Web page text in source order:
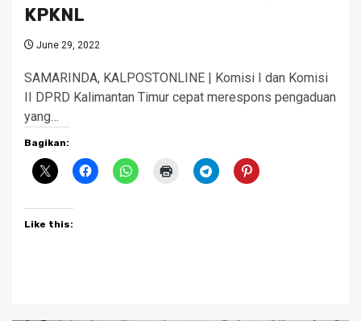
KPKNL
June 29, 2022
SAMARINDA, KALPOSTONLINE | Komisi I dan Komisi
II DPRD Kalimantan Timur cepat merespons pengaduan
yang…
Bagikan:
Like this: